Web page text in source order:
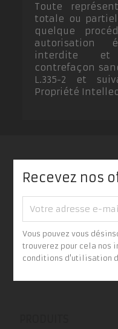
Toute
totale ou
quelque
autorisation
interdite et
contrefaçon
L.335-2 et
Propriété
Recevez nos
Vous pouvez vous
trouverez pour cela nos
conditions d'utilisation